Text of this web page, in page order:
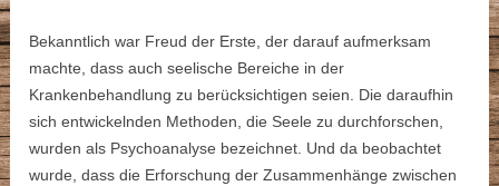
Bekanntlich war Freud der Erste, der darauf aufmerksam
machte, dass auch seelische Bereiche in der
Krankenbehandlung zu berücksichtigen seien. Die daraufhin
sich entwickelnden Methoden, die Seele zu durchforschen,
wurden als Psychoanalyse bezeichnet. Und da beobachtet
wurde, dass die Erforschung der Zusammenhänge zwischen